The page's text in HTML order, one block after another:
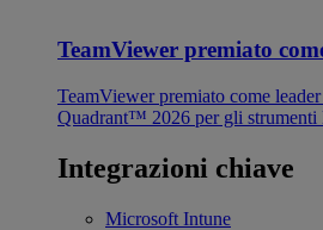
TeamViewer premiato
TeamViewer premiato come
Quadrant™ 2026 per gli
Integrazioni chiave
Microsoft Intune